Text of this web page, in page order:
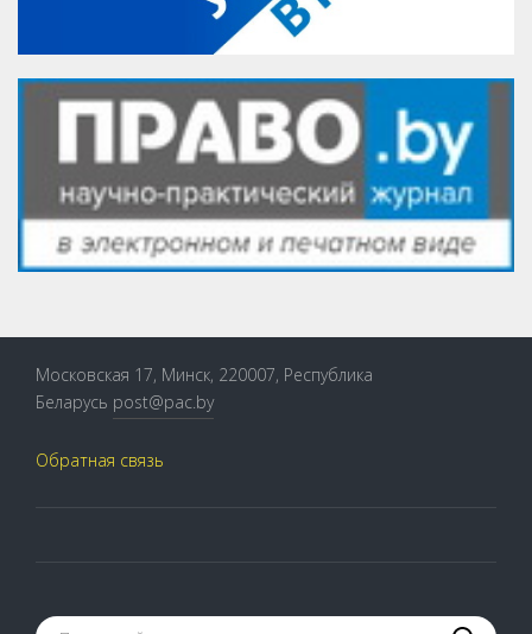
Московская 17, Минск, 220007, Республика
Беларусь post@pac.by
Обратная связь